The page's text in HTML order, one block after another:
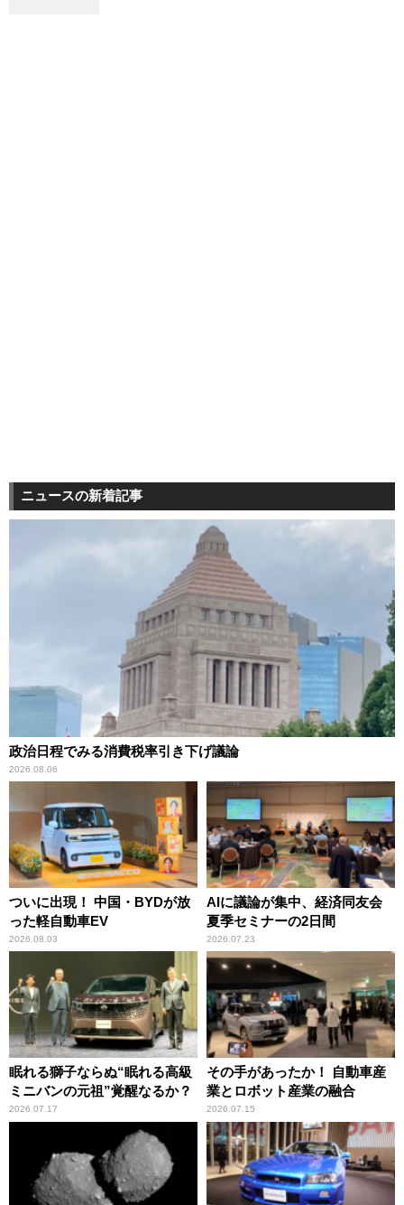
ニュースの新着記事
政治日程でみる消費税率引き下げ議論
2026.08.06
ついに出現！ 中国・BYDが放
った軽自動車EV
2026.08.03
AIに議論が集中、経済同友会
夏季セミナーの2日間
2026.07.23
眠れる獅子ならぬ“眠れる高級
ミニバンの元祖”覚醒なるか？
2026.07.17
その手があったか！ 自動車産
業とロボット産業の融合
2026.07.15